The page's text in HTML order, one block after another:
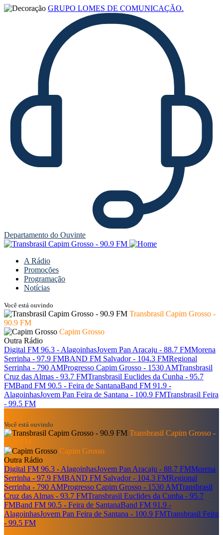
GRUPO LOMES DE COMUNICAÇÃO.
Departamento do Ouvinte
A Rádio
Promoções
Programação
Notícias
Você está ouvindo
Transbrasil Capim Grosso -
90.9 FM
Capim Grosso
Outra Rádio
Digital FM 96.3 - AlagoinhasJovem Pan Aracaju - 88.7 FMMorena
Serrinha - 97.9 FMBAND FM Salvador - 104.3 FMRegional
Serrinha - 790 AMProgresso Capim Grosso - 1530 AMTransbrasil
Cruz das Almas - 93.7 FMTransbrasil Euclides da Cunha - 95.7
FMBand FM 90.5 - Feira de SantanaBand FM 91.9 -
AlagoinhasJovem Pan Feira de Santana - 100.9 FMTransbrasil Feira
- 99.5 FM
Você está ouvindo
Transbrasil Capim Grosso -
90.9 FM
Capim Grosso
Outra Rádio
Digital FM 96.3 - AlagoinhasJovem Pan Aracaju - 88.7 FMMorena
Serrinha - 97.9 FMBAND FM Salvador - 104.3 FMRegional
Serrinha - 790 AMProgresso Capim Grosso - 1530 AMTransbrasil
Cruz das Almas - 93.7 FMTransbrasil Euclides da Cunha - 95.7
FMBand FM 90.5 - Feira de SantanaBand FM 91.9 -
AlagoinhasJovem Pan Feira de Santana - 100.9 FMTransbrasil Feira
- 99.5 FM